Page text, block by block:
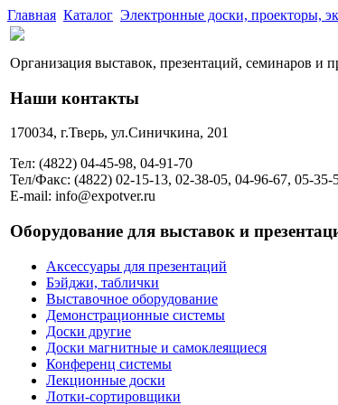
Главная Каталог Электронные доски, проекторы,
Организация выставок, презентаций, семинаров и
Наши контакты
170034, г.Тверь, ул.Синичкина, 201
Тел: (4822) 04-45-98, 04-91-70
Тел/Факс: (4822) 02-15-13, 02-38-05, 04-96-67, 05-35-
E-mail: info@expotver.ru
Оборудование для выставок и
Аксессуары для презентаций
Бэйджи, таблички
Выставочное оборудование
Демонстрационные системы
Доски другие
Доски магнитные и самоклеящиеся
Конференц системы
Лекционные доски
Лотки-сортировщики